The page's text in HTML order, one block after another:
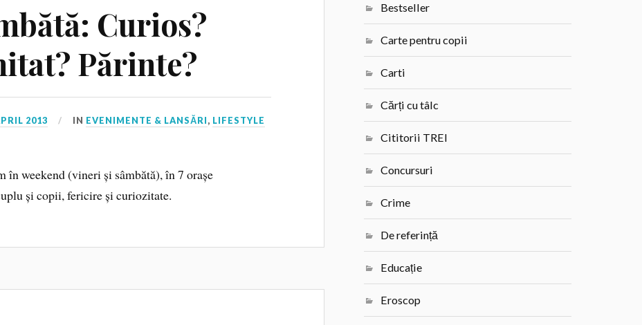
Curios?
Părinte?
2013 IN EVENIMENTE & LANSĂRI, LIFESTYLE
în weekend (vineri și sâmbătă), în 7 orașe
și copii, fericire și curiozitate.
Bestseller
Carte pentru copii
Carti
Cărți cu tâlc
Cititorii TREI
Concursuri
Crime
De referință
Educație
Eroscop